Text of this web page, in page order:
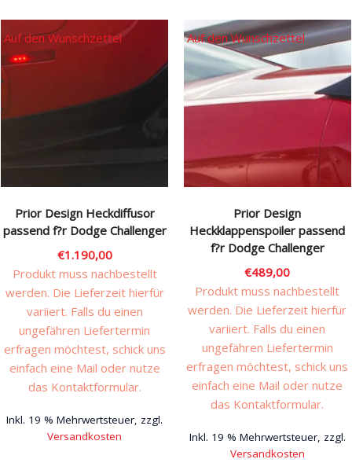
Prior Design Heckdiffusor
passend f?r Dodge Challenger
€1.190,00
Produkt muss nachbestellt
werden. Die Lieferzeit hierfür
variiert. Falls du einen
ungefähren Liefertermin
erfragen möchtest, schick uns
einfach eine Mail oder nutze
das Kontaktformular.
Inkl. 19 % Mehrwertsteuer, zzgl.
Versandkosten
Auf den Wunschzettel
Prior Design
Heckklappenspoiler passend
f?r Dodge Challenger
€489,00
Produkt muss nachbestellt
werden. Die Lieferzeit hierfür
variiert. Falls du einen
ungefähren Liefertermin
erfragen möchtest, schick uns
einfach eine Mail oder nutze
das Kontaktformular.
Inkl. 19 % Mehrwertsteuer, zzgl.
Versandkosten
Auf den Wunschzettel